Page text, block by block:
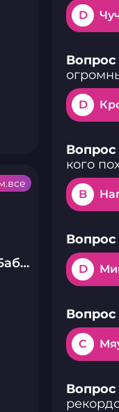
Упоротая наука с Бабаем Лютым
D
Вопрос
D
Вопрос
кого
B
Вопрос
D
Вопрос
C
Вопрос